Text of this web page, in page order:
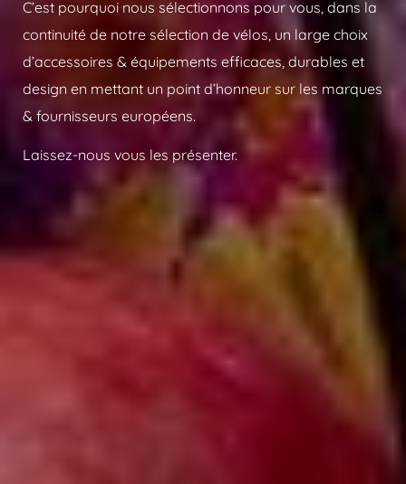
C’est pourquoi nous sélectionnons pour vous, dans la
continuité de notre sélection de vélos, un large choix
d’accessoires & équipements efficaces, durables et
design en mettant un point d’honneur sur les marques
& fournisseurs européens.
Laissez-nous vous les présenter.